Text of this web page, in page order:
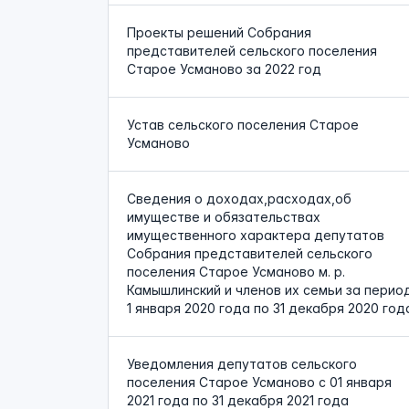
Проекты решений Собрания
представителей сельского поселения
Старое Усманово за 2022 год
Устав сельского поселения Старое
Усманово
Сведения о доходах,расходах,об
имуществе и обязательствах
имущественного характера депутатов
Собрания представителей сельского
поселения Старое Усманово м. р.
Камышлинский и членов их семьи за
1 января 2020 года по 31 декабря 2020
Уведомления депутатов сельского
поселения Старое Усманово с 01 января
2021 года по 31 декабря 2021 года